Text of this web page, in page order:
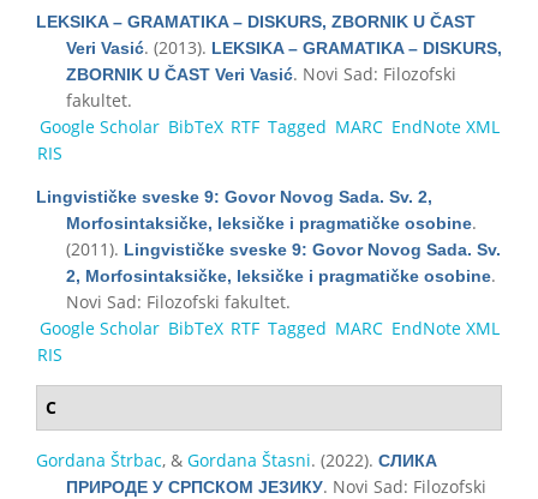
LEKSIKA – GRAMATIKA – DISKURS, ZBORNIK U ČAST
Veri Vasić. (2013). LEKSIKA – GRAMATIKA – DISKURS,
ZBORNIK U ČAST Veri Vasić. Novi Sad: Filozofski
fakultet.
Google Scholar BibTeX RTF Tagged MARC EndNote XML
RIS
Lingvističke sveske 9: Govor Novog Sada. Sv. 2,
Morfosintaksičke, leksičke i pragmatičke osobine.
(2011). Lingvističke sveske 9: Govor Novog Sada. Sv.
2, Morfosintaksičke, leksičke i pragmatičke osobine.
Novi Sad: Filozofski fakultet.
Google Scholar BibTeX RTF Tagged MARC EndNote XML
RIS
С
Gordana Štrbac, & Gordana Štasni. (2022). СЛИКА
ПРИРОДЕ У СРПСКОМ ЈЕЗИКУ. Novi Sad: Filozofski